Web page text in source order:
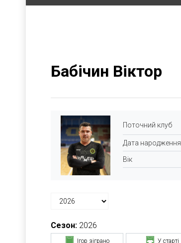
Бабічин Віктор
Поточний клуб
Дата народження
Вік
Сезон: 2026
Ігор зіграно У старті